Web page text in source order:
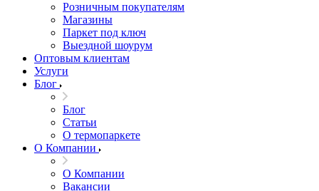
Розничным покупателям
Магазины
Паркет под ключ
Выездной шоурум
Оптовым клиентам
Услуги
Блог
Блог
Статьи
О термопаркете
О Компании
О Компании
Вакансии